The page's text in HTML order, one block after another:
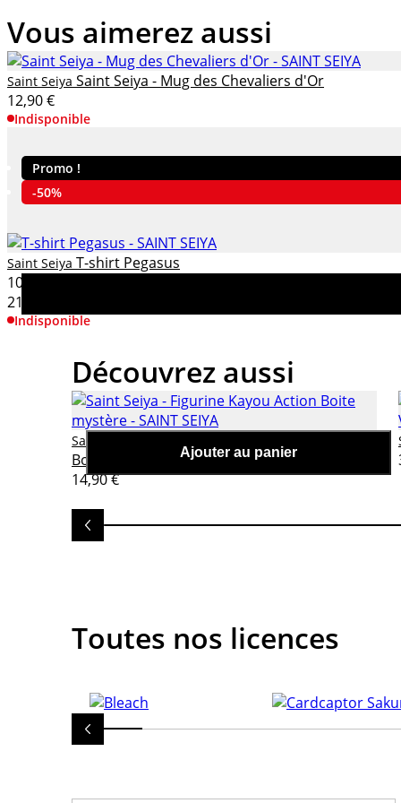
Vous aimerez aussi
Saint Seiya Saint Seiya - Mug des Chevaliers d'Or
12,90 €
Indisponible
Promo !
-50%
Saint Seiya T-shirt Pegasus
10,95 €
21,90 €
Indisponible
Découvrez aussi
Ajouter au panier
Saint Seiya
Boite mystère
14,90 €
Toutes nos licences